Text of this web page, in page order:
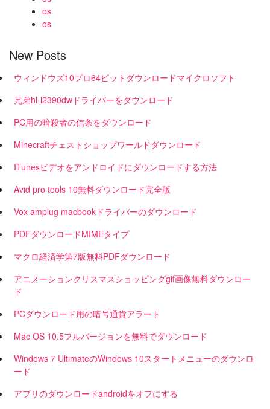
os
os
New Posts
ウィンドウズ10プロ64ビットダウンロードマイクロソフト
兄弟hl-l2390dwドライバーをダウンロード
PC用の暗殺者の信条をダウンロード
Minecraftチェストショップワールドダウンロード
ITunesビデオをアンドロイドにダウンロードする方法
Avid pro tools 10無料ダウンロード完全版
Vox amplug macbookドライバーのダウンロード
PDFダウンロードMIMEタイプ
マクロ経済学第7版無料PDFダウンロード
アニメーションクリスマスショッピングgif画像無料ダウンロー
ド
PCダウンロード用の暗号通貨アラート
Mac OS 10.5フルバージョンを無料でダウンロード
Windows 7 UltimateのWindows 10スタートメニューのダウンロ
ード
アプリのダウンロードandroidをオフにする